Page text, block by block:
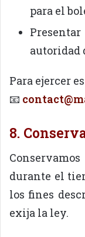
para el
autoridad
Para ejercer
📧
8.
durante el
los fines
exija la ley.